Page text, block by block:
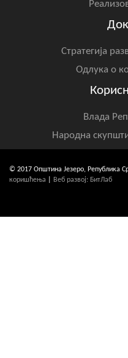
Стратегија
Одлука о
Влада
Народна
© 2017 Општина Језеро, Република
коришћења
Веб развој: БитЛаб